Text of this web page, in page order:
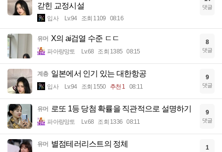
갇힌 교정시설
입사 Lv.94 조회 1109 08:16
댓글
유머 X의 ai검열 수준 ㄷㄷ
파아랑망토 Lv.68 조회 1385 08:15
8
댓글
계층 일본에서 인기 있는 대한항공
입사 Lv.94 조회 1550 추천 1 08:11
9
댓글
유머 로또 1등 당첨 확률을 직관적으로 설명하기
파아랑망토 Lv.68 조회 1336 08:11
9
댓글
유머 별점테러리스트의 정체 1